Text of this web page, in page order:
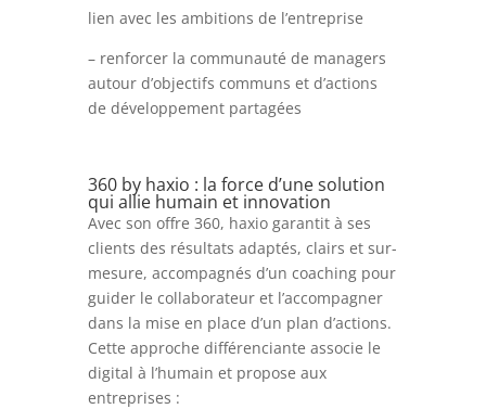
lien avec les ambitions de l’entreprise
– renforcer la communauté de managers
autour d’objectifs communs et d’actions
de développement partagées
360 by haxio : la force d’une solution
qui allie humain et innovation
Avec son offre 360, haxio garantit à ses
clients des résultats adaptés, clairs et sur-
mesure, accompagnés d’un coaching pour
guider le collaborateur et l’accompagner
dans la mise en place d’un plan d’actions.
Cette approche différenciante associe le
digital à l’humain et propose aux
entreprises :